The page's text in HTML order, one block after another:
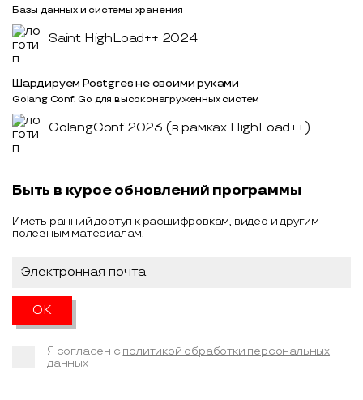
Базы данных и системы хранения
Saint HighLoad++ 2024
Шардируем Postgres не своими руками
Golang Conf: Go для высоконагруженных систем
GolangConf 2023 (в рамках HighLoad++)
Быть в курсе обновлений программы
Иметь ранний доступ к расшифровкам, видео и другим
полезным материалам.
Я согласен с политикой обработки персональных
данных